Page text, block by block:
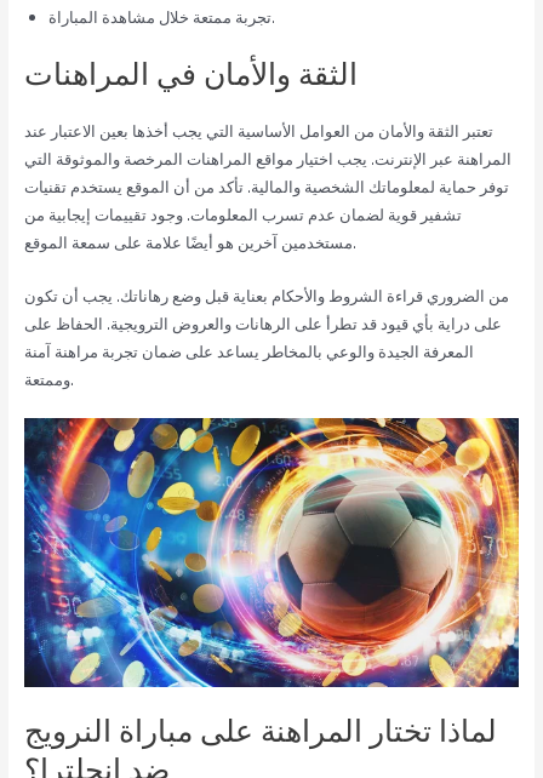
تجربة ممتعة خلال مشاهدة المباراة.
الثقة والأمان في المراهنات
تعتبر الثقة والأمان من العوامل الأساسية التي يجب أخذها بعين الاعتبار عند
المراهنة عبر الإنترنت. يجب اختيار مواقع المراهنات المرخصة والموثوقة التي
توفر حماية لمعلوماتك الشخصية والمالية. تأكد من أن الموقع يستخدم تقنيات
تشفير قوية لضمان عدم تسرب المعلومات. وجود تقييمات إيجابية من
مستخدمين آخرين هو أيضًا علامة على سمعة الموقع.
من الضروري قراءة الشروط والأحكام بعناية قبل وضع رهاناتك. يجب أن تكون
على دراية بأي قيود قد تطرأ على الرهانات والعروض الترويجية. الحفاظ على
المعرفة الجيدة والوعي بالمخاطر يساعد على ضمان تجربة مراهنة آمنة
وممتعة.
لماذا تختار المراهنة على مباراة النرويج